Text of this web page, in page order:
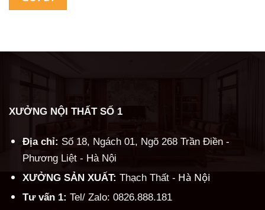
XƯỞNG NỘI THẤT SỐ 1
Địa chỉ: Số 18, Ngách 01, Ngõ 268 Trần Điền -
Phương Liệt - Hà Nội
XƯỞNG SẢN XUẤT: Thạch Thất - Hà Nội
Tư vấn 1: Tel/ Zalo: 0826.888.181